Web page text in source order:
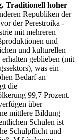
Traditionell hoher
Republiken der
der Perestroika -
mit mehreren
und
und kulturellen
geblieben (mit
was ein
Bedarf an
die
99,7 Prozent.
über
mittlere Bildung
Schulen ist
Schulpflicht und